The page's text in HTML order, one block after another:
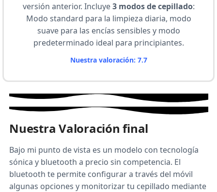
versión anterior. Incluye3 modos de cepillado:
Modo standard para la limpieza diaria, modo
suave para las encías sensibles y modo
predeterminado ideal para principiantes.
Nuestra valoración: 7.7
Nuestra Valoración final
Bajo mi punto de vista es un modelo con tecnología
sónica y bluetooth a precio sin competencia. El
bluetooth te permite configurar a través del móvil
algunas opciones y monitorizar tu cepillado mediante